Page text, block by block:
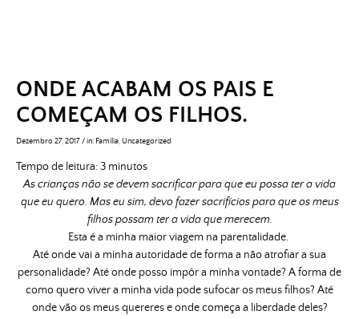
ONDE ACABAM OS PAIS E
COMEÇAM OS FILHOS.
Dezembro 27, 2017/in: Família Uncategorized
Tempo de leitura:3 minutos
As crianças não se devem sacrificar para que eu possa ter a vida
que eu quero. Mas eu sim, devo fazer sacrifícios para que os meus
filhos possam ter a vida que merecem.
Esta é a minha maior viagem na parentalidade.
Até onde vai a minha autoridade de forma a não atrofiar a sua
personalidade? Até onde posso impôr a minha vontade? A forma de
como quero viver a minha vida pode sufocar os meus filhos? Até
onde vão os meus quereres e onde começa a liberdade deles?